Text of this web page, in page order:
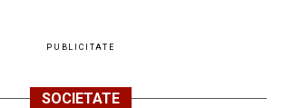
PUBLICITATE
SOCIETATE